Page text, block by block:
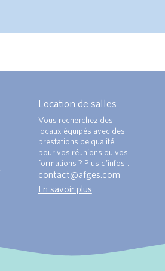
Location de salles
Vous recherchez des
locaux équipés avec des
prestations de qualité
pour vos réunions ou vos
formations ? Plus d’infos :
contact@afges.com
En savoir plus